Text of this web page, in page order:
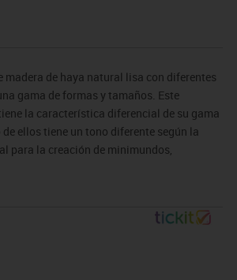
madera de haya natural lisa con diferentes
gama de formas y tamaños. Este
la característica diferencial de su gama
ellos tiene un tono diferente según la
para la creación de minimundos,